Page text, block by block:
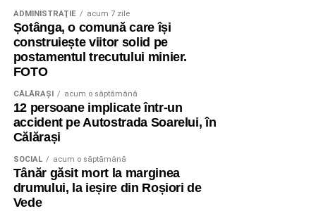
ADMINISTRAŢIE acum 7 zile
Șotânga, o comună care își
construiește viitor solid pe
postamentul trecutului minier.
FOTO
CĂLĂRAŞI acum o săptămână
12 persoane implicate într-un
accident pe Autostrada Soarelui, în
Călărași
SOCIAL acum o săptămână
Tânăr găsit mort la marginea
drumului, la ieșire din Roșiori de
Vede